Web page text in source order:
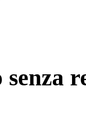
senza